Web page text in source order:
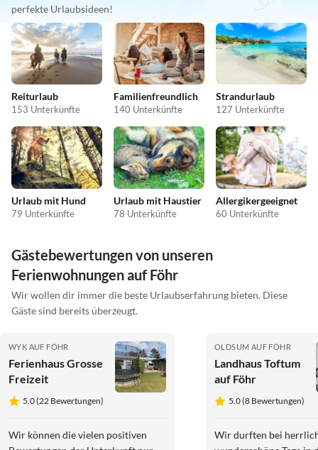
perfekte Urlaubsideen!
Reiturlaub
153 Unterkünfte
Familienfreundlich
140 Unterkünfte
Strandurlaub
127 Unterkünfte
Urlaub mit Hund
79 Unterkünfte
Urlaub mit Haustier
78 Unterkünfte
Allergikergeeignet
60 Unterkünfte
Gästebewertungen von unseren
Ferienwohnungen auf Föhr
Wir wollen dir immer die beste Urlaubserfahrung bieten. Diese
Gäste sind bereits überzeugt.
WYK AUF FÖHR
Ferienhaus Grosse
Freizeit
5.0 (22 Bewertungen)
Wir können die vielen positiven
OLDSUM AUF FÖHR
Landhaus Toftum
auf Föhr
5.0 (8 Bewertungen)
Wir durften bei